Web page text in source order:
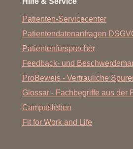
Patienten-Servicecenter
Patientendatenanfragen
Patientenfürsprecher
Feedback- und
ProBeweis - Vertrauliche
Glossar - Fachbegriffe aus der
Campusleben
Fit for Work and Life